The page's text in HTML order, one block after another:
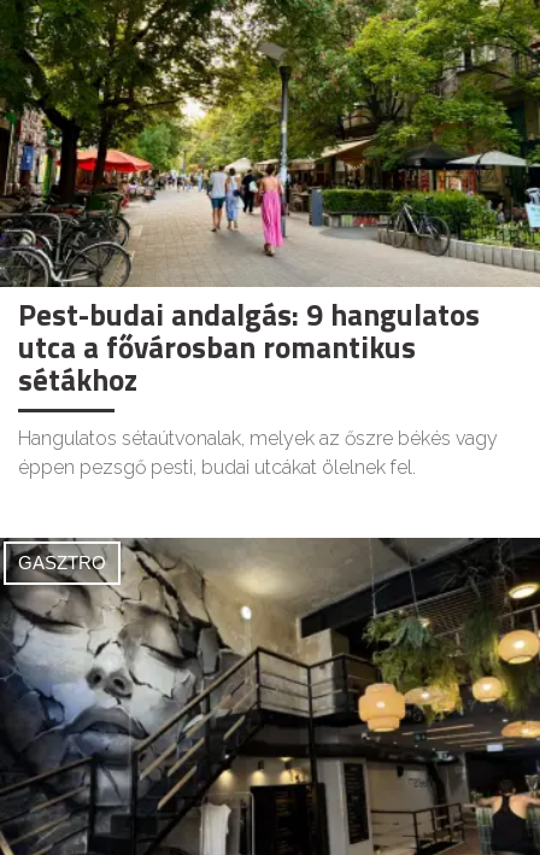
Pest-budai andalgás: 9 hangulatos
utca a fővárosban romantikus
sétákhoz
Hangulatos sétaútvonalak, melyek az őszre békés vagy
éppen pezsgő pesti, budai utcákat ölelnek fel.
GASZTRO